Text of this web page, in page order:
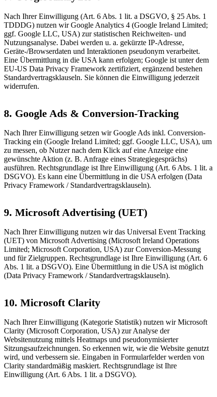
Nach Ihrer Einwilligung (Art. 6 Abs. 1 lit. a DSGVO, § 25 Abs. 1
TDDDG) nutzen wir Google Analytics 4 (Google Ireland Limited;
ggf. Google LLC, USA) zur statistischen Reichweiten- und
Nutzungsanalyse. Dabei werden u. a. gekürzte IP-Adresse,
Geräte-/Browserdaten und Interaktionen pseudonym verarbeitet.
Eine Übermittlung in die USA kann erfolgen; Google ist unter dem
EU-US Data Privacy Framework zertifiziert, ergänzend bestehen
Standardvertragsklauseln. Sie können die Einwilligung jederzeit
widerrufen.
8. Google Ads & Conversion-Tracking
Nach Ihrer Einwilligung setzen wir Google Ads inkl. Conversion-
Tracking ein (Google Ireland Limited; ggf. Google LLC, USA), um
zu messen, ob Nutzer nach dem Klick auf eine Anzeige eine
gewünschte Aktion (z. B. Anfrage eines Strategiegesprächs)
ausführen. Rechtsgrundlage ist Ihre Einwilligung (Art. 6 Abs. 1 lit. a
DSGVO). Es kann eine Übermittlung in die USA erfolgen (Data
Privacy Framework / Standardvertragsklauseln).
9. Microsoft Advertising (UET)
Nach Ihrer Einwilligung nutzen wir das Universal Event Tracking
(UET) von Microsoft Advertising (Microsoft Ireland Operations
Limited; Microsoft Corporation, USA) zur Conversion-Messung
und für Zielgruppen. Rechtsgrundlage ist Ihre Einwilligung (Art. 6
Abs. 1 lit. a DSGVO). Eine Übermittlung in die USA ist möglich
(Data Privacy Framework / Standardvertragsklauseln).
10. Microsoft Clarity
Nach Ihrer Einwilligung (Kategorie Statistik) nutzen wir Microsoft
Clarity (Microsoft Corporation, USA) zur Analyse der
Websitenutzung mittels Heatmaps und pseudonymisierter
Sitzungsaufzeichnungen. So erkennen wir, wie die Website genutzt
wird, und verbessern sie. Eingaben in Formularfelder werden von
Clarity standardmäßig maskiert. Rechtsgrundlage ist Ihre
Einwilligung (Art. 6 Abs. 1 lit. a DSGVO).